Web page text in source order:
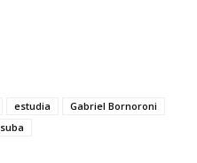
estudia
Gabriel Bornoroni
suba